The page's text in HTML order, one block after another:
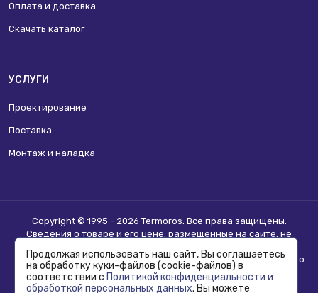
Оплата и доставка
Скачать каталог
УСЛУГИ
Проектирование
Поставка
Монтаж и наладка
Copyright © 1995 - 2026 Termoros. Все права защищены.
Сведения о товаре и его цене, размещенные на сайте, не
Информацию о возможности приобретения соответствующего
товара и условиях такого приобретения уточняйте в отделе
продаж.
Продолжая использовать наш сайт, Вы соглашаетесь
на обработку куки-файлов (cookie-файлов) в
соответствии с Политикой конфиденциальности и
обработкой персональных данных. Вы можете